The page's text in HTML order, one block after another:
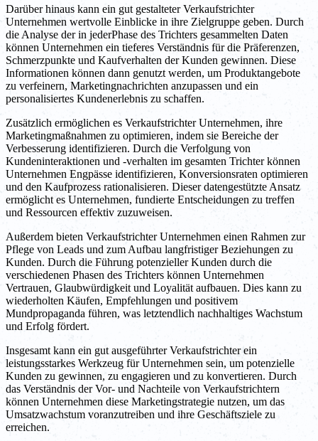
Darüber hinaus kann ein gut gestalteter Verkaufstrichter
Unternehmen wertvolle Einblicke in ihre Zielgruppe geben. Durch
die Analyse der in jederPhase des Trichters gesammelten Daten
können Unternehmen ein tieferes Verständnis für die Präferenzen,
Schmerzpunkte und Kaufverhalten der Kunden gewinnen. Diese
Informationen können dann genutzt werden, um Produktangebote
zu verfeinern, Marketingnachrichten anzupassen und ein
personalisiertes Kundenerlebnis zu schaffen.
Zusätzlich ermöglichen es Verkaufstrichter Unternehmen, ihre
Marketingmaßnahmen zu optimieren, indem sie Bereiche der
Verbesserung identifizieren. Durch die Verfolgung von
Kundeninteraktionen und -verhalten im gesamten Trichter können
Unternehmen Engpässe identifizieren, Konversionsraten optimieren
und den Kaufprozess rationalisieren. Dieser datengestützte Ansatz
ermöglicht es Unternehmen, fundierte Entscheidungen zu treffen
und Ressourcen effektiv zuzuweisen.
Außerdem bieten Verkaufstrichter Unternehmen einen Rahmen zur
Pflege von Leads und zum Aufbau langfristiger Beziehungen zu
Kunden. Durch die Führung potenzieller Kunden durch die
verschiedenen Phasen des Trichters können Unternehmen
Vertrauen, Glaubwürdigkeit und Loyalität aufbauen. Dies kann zu
wiederholten Käufen, Empfehlungen und positivem
Mundpropaganda führen, was letztendlich nachhaltiges Wachstum
und Erfolg fördert.
Insgesamt kann ein gut ausgeführter Verkaufstrichter ein
leistungsstarkes Werkzeug für Unternehmen sein, um potenzielle
Kunden zu gewinnen, zu engagieren und zu konvertieren. Durch
das Verständnis der Vor- und Nachteile von Verkaufstrichtern
können Unternehmen diese Marketingstrategie nutzen, um das
Umsatzwachstum voranzutreiben und ihre Geschäftsziele zu
erreichen.